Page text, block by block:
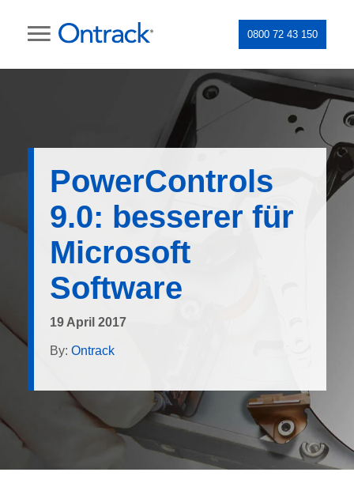
0800 72 43 150
PowerControls
9.0: besserer für
Microsoft
Software
19 April 2017
By: Ontrack